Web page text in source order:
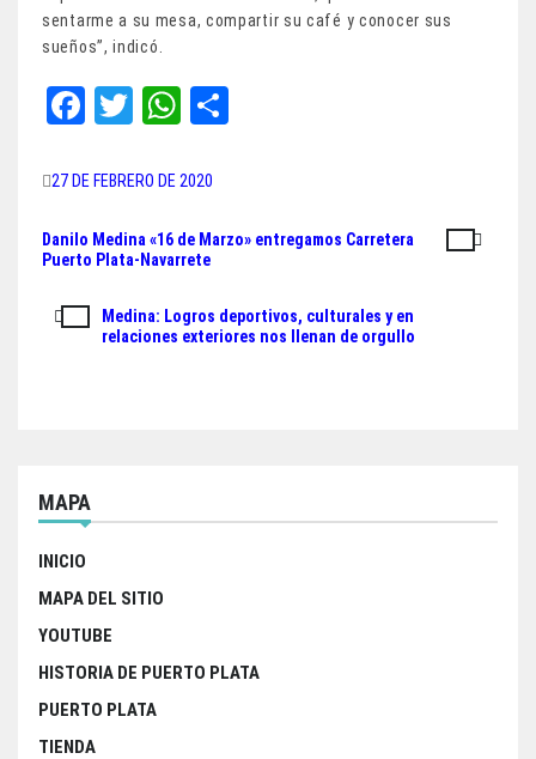
sentarme a su mesa, compartir su café y conocer sus
sueños”, indicó.
Fa
bo
T
tt
W
ts
pp
27 DE FEBRERO DE 2020
Navegación
entradas
Danilo Medina «16 de Marzo» entregamos Carretera
Puerto Plata-Navarrete
Medina: Logros deportivos, culturales y en
relaciones exteriores nos llenan de orgullo
MAPA
INICIO
MAPA DEL SITIO
YOUTUBE
HISTORIA DE PUERTO PLATA
PUERTO PLATA
TIENDA